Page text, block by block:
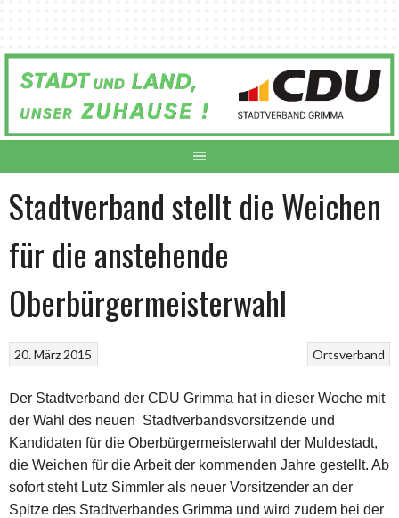
Inhalt
Stadtverband stellt die Weichen
für die anstehende
Oberbürgermeisterwahl
Ortsverband
20. März 2015
Der Stadtverband der CDU Grimma hat in dieser Woche mit
der Wahl des neuen Stadtverbandsvorsitzende und
Kandidaten für die Oberbürgermeisterwahl der Muldestadt,
die Weichen für die Arbeit der kommenden Jahre gestellt. Ab
sofort steht Lutz Simmler als neuer Vorsitzender an der
Spitze des Stadtverbandes Grimma und wird zudem bei der